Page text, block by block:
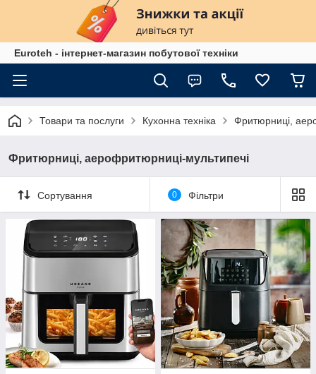
Euroteh - інтернет-магазин побутової техніки
Товари та послуги Кухонна техніка Фритюрниці,
Фритюрниці, аерофритюрниці-мультипечі
Сортування 0 Фільтри